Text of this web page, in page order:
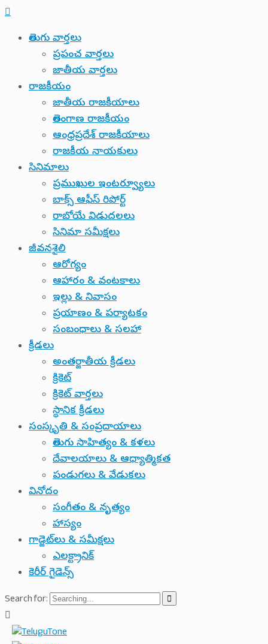
తెలుగు వార్తలు
ప్రపంచ వార్తలు
జాతీయ వార్తలు
రాజకీయం
జాతీయ రాజకీయాలు
తెలంగాణ రాజకీయం
ఆంధ్రప్రదేశ్ రాజకీయాలు
రాజకీయ నాయకులు
సినిమాలు
ప్రముఖుల ఇంటర్వ్యూలు
బాక్స్ ఆఫీస్ రిపోర్ట్
రాబోయే విడుదలలు
సినిమా సమీక్షలు
జీవనశైలి
ఆరోగ్యం
ఆహారం & వంటకాలు
ఇల్లు & నివాసం
ప్రయాణం & పర్యాటకం
సంబంధాలు & సలహా
క్రీడలు
అంతర్జాతీయ క్రీడలు
క్రికెట్
క్రికెట్ వార్తలు
స్థానిక క్రీడలు
సంస్కృతి & సంప్రదాయాలు
తెలుగు సాహిత్యం & కళలు
దేవాలయాలు & ఆధ్యాత్మికత
పండుగలు & వేడుకలు
వినోదం
సంగీతం & నృత్యం
హాస్యం
గాడ్జెట్‌లు & సమీక్షలు
ఎలక్ట్రానిక్
కెరీర్ గైడెన్స్
Search for: